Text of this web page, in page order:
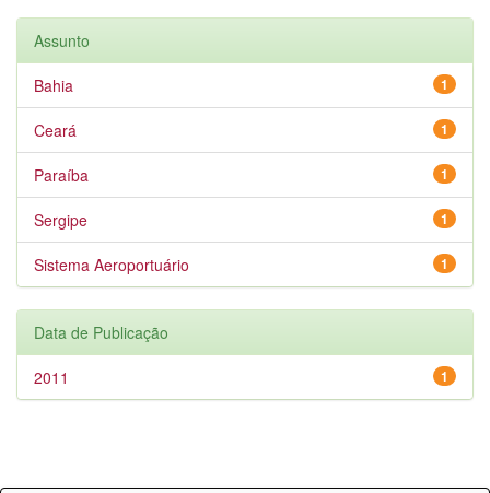
Assunto
1
Bahia
1
Ceará
1
Paraíba
1
Sergipe
1
Sistema Aeroportuário
Data de Publicação
1
2011